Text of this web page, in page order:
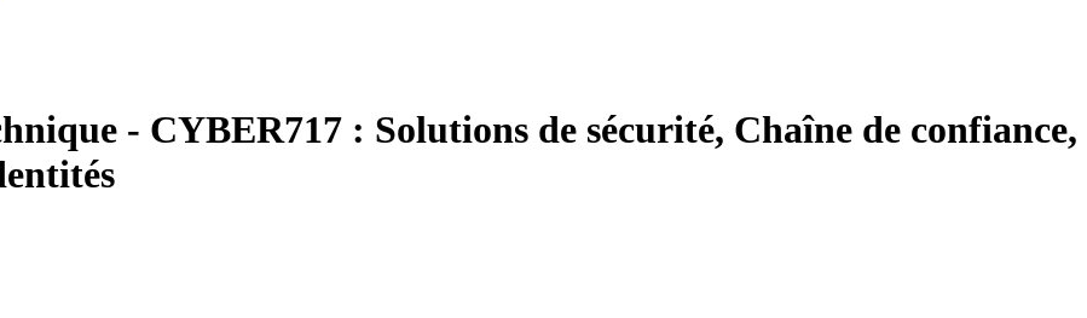
- CYBER717 : Solutions de sécurité, Chaîne de confiance,